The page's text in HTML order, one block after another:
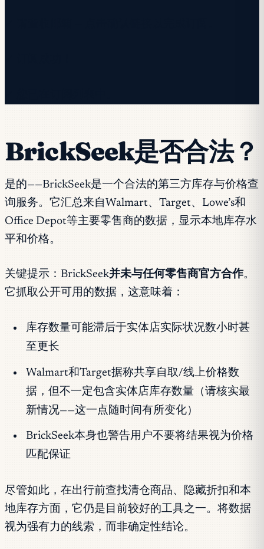
BrickSeek是否合法？
是的——BrickSeek是一个合法的第三方库存与价格查
询服务。它汇总来自Walmart、Target、Lowe’s和
Office Depot等主要零售商的数据，显示本地库存水
平和价格。
关键提示：BrickSeek并未与任何零售商官方合作。
它抓取公开可用的数据，这意味着：
库存数量可能滞后于实体店实际状况数小时甚
至更长
Walmart和Target据称共享自取/线上价格数
据，但不一定包含实体店库存数量（请核实最
新情况——这一点随时间有所变化）
BrickSeek本身也警告用户不要将结果视为价格
匹配保证
尽管如此，在出行前查找清仓商品、隐藏折扣和本
地库存方面，它仍是目前较好的工具之一。将数据
视为强有力的线索，而非确定性结论。